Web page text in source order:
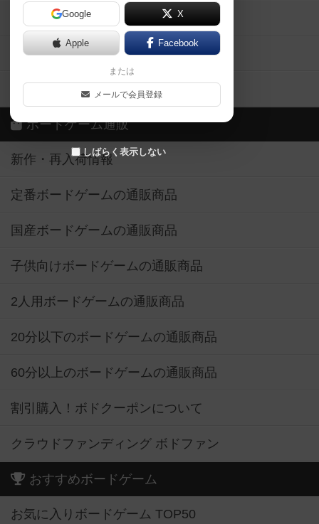
Google X
Apple Facebook
または
メールで会員登録
しばらく表示しない
ボドとも・会員一覧
ボードゲーム業界コラム
ボドゲーマご利用案内
ボードゲーム通販
新作・再入荷情報
定番ボードゲームの通販商品
国産ボードゲームの通販商品
子供向けボードゲームの通販商品
2人用ボードゲームの通販商品
20分以下のボードゲームの通販商品
60分以上のボードゲームの通販商品
割引購入！ボドクーポンについて
クラウドファンディング ボドファン
おすすめボードゲーム
お気に入りボードゲーム TOP50